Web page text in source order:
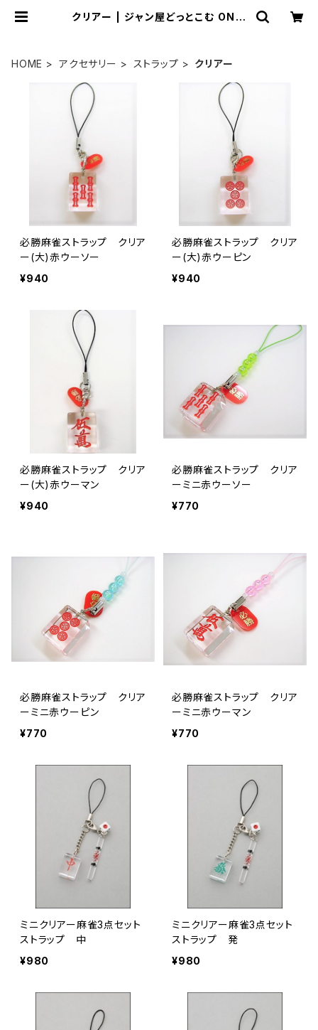
クリアー | ジャン屋どっとこむ ONLI
HOME アクセサリー ストラップ クリアー
必勝麻雀ストラップ クリア
ー(大)赤ウーソー
¥940
必勝麻雀ストラップ クリア
ー(大)赤ウーピン
¥940
必勝麻雀ストラップ クリア
ー(大)赤ウーマン
¥940
必勝麻雀ストラップ クリア
ーミニ赤ウーソー
¥770
必勝麻雀ストラップ クリア
ーミニ赤ウーピン
¥770
必勝麻雀ストラップ クリア
ーミニ赤ウーマン
¥770
ミニクリアー麻雀3点セット
ストラップ 中
¥980
ミニクリアー麻雀3点セット
ストラップ 発
¥980